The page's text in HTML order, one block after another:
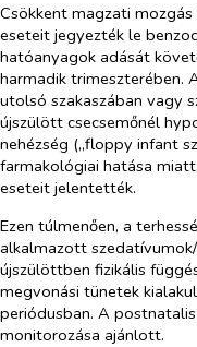
Csökkent magzati
eseteit jegyezték le
hatóanyagok adását
harmadik trimeszterében.
utolsó szakaszában vagy
újszülött csecsemőnél
nehézség („floppy infant
farmakológiai hatása
eseteit jelentették.
Ezen túlmenően, a
alkalmazott
újszülöttben fizikális
megvonási tünetek
periódusban. A
monitorozása ajánlott.